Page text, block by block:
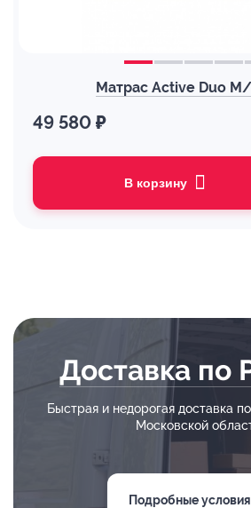
Матрас Active Duo
49 580 ₽
В корзину
Доставка по
Быстрая и недорогая доставка
Московской
Подробные условия